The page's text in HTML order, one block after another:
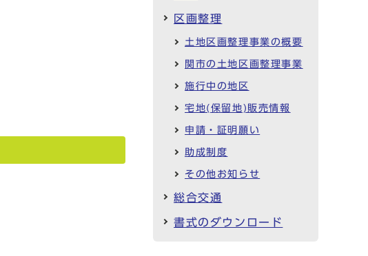
区画整理
土地区画整理事業の概要
関市の土地区画整理事業
施行中の地区
宅地(保留地)販売情報
申請・証明願い
助成制度
その他お知らせ
総合交通
書式のダウンロード